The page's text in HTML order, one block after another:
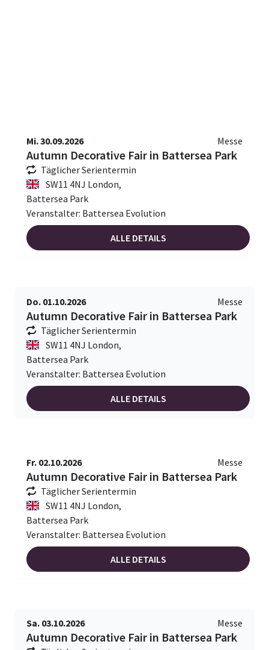
Mi. 30.09.2026 Messe
Autumn Decorative Fair in Battersea Park
Täglicher Serientermin
SW11 4NJ London,
Battersea Park
Veranstalter: Battersea Evolution
ALLE DETAILS
Do. 01.10.2026 Messe
Autumn Decorative Fair in Battersea Park
Täglicher Serientermin
SW11 4NJ London,
Battersea Park
Veranstalter: Battersea Evolution
ALLE DETAILS
Fr. 02.10.2026 Messe
Autumn Decorative Fair in Battersea Park
Täglicher Serientermin
SW11 4NJ London,
Battersea Park
Veranstalter: Battersea Evolution
ALLE DETAILS
Sa. 03.10.2026 Messe
Autumn Decorative Fair in Battersea Park